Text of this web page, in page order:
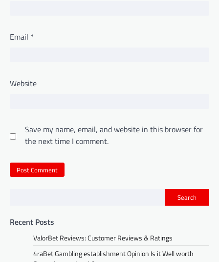
Email *
Website
Save my name, email, and website in this browser for
the next time I comment.
Search
Recent Posts
ValorBet Reviews: Customer Reviews & Ratings
4raBet Gambling establishment Opinion Is it Well worth